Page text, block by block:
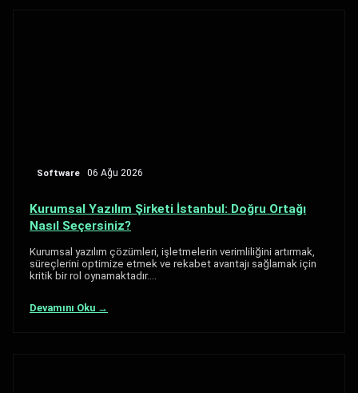
Software 06 Ağu 2026
Kurumsal Yazılım Şirketi İstanbul: Doğru Ortağı
Nasıl Seçersiniz?
Kurumsal yazılım çözümleri, işletmelerin verimliliğini artırmak,
süreçlerini optimize etmek ve rekabet avantajı sağlamak için
kritik bir rol oynamaktadır.…
Devamını Oku →